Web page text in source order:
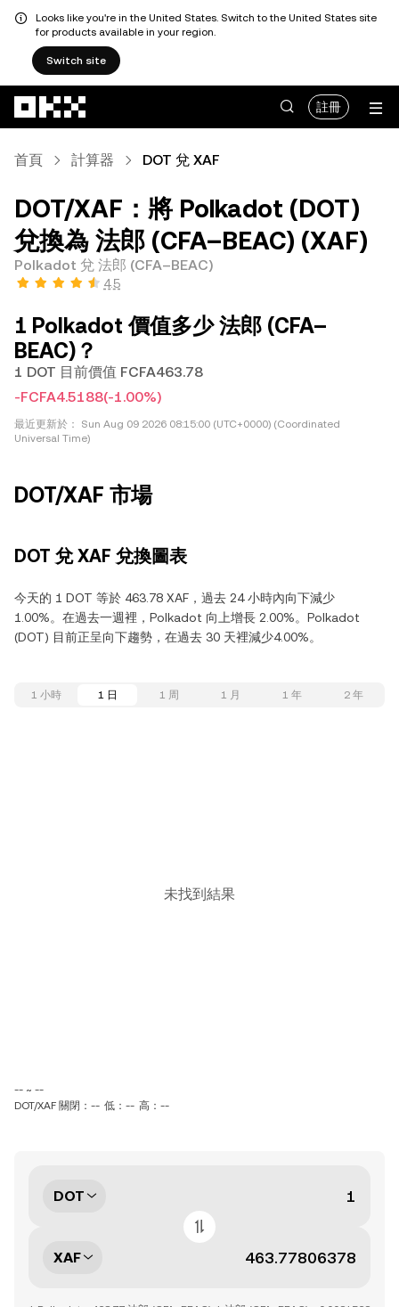
Looks like you're in the United States. Switch to the United States site
for products available in your region.
Switch site
註冊
首頁 計算器 DOT 兌 XAF
DOT/XAF：將 Polkadot (DOT)
兌換為 法郎 (CFA–BEAC) (XAF)
Polkadot 兌 法郎 (CFA–BEAC)
4.5
1 Polkadot 價值多少 法郎 (CFA–
BEAC)？
1 DOT 目前價值 FCFA463.78
-FCFA4.5188(-1.00%)
最近更新於：
Sun Aug 09 2026 08:15:00 (UTC+0000) (Coordinated
Universal Time)
DOT/XAF 市場
DOT 兌 XAF 兌換圖表
今天的 1 DOT 等於 463.78 XAF，過去 24 小時內向下減少
1.00%。在過去一週裡，Polkadot 向上增長 2.00%。Polkadot
(DOT) 目前正呈向下趨勢，在過去 30 天裡減少4.00%。
1 小時 1 日 1 周 1 月 1 年 2 年
未找到結果
-- ~ --
DOT/XAF 關閉：-- 低：-- 高：--
DOT
XAF